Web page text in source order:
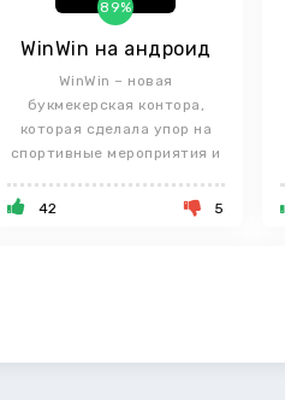
WinWin на андроид
89%
WinWin – новая
букмекерская контора,
которая сделала упор на
спортивные мероприятия и
42
5